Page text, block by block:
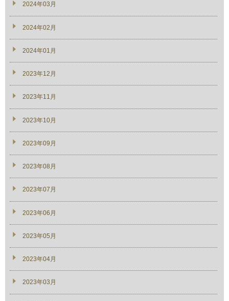
2024年03月
2024年02月
2024年01月
2023年12月
2023年11月
2023年10月
2023年09月
2023年08月
2023年07月
2023年06月
2023年05月
2023年04月
2023年03月